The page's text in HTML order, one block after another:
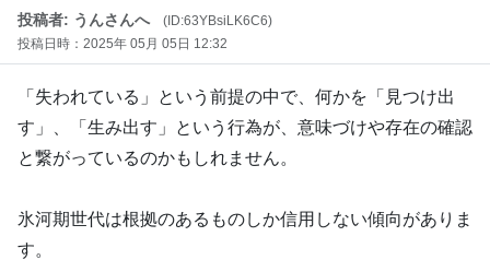
投稿者: うんさんへ
(ID:63YBsiLK6C6)
投稿日時：2025年 05月 05日 12:32
「失われている」という前提の中で、何かを「見つけ出
す」、「生み出す」という行為が、意味づけや存在の確認
と繋がっているのかもしれません。
氷河期世代は根拠のあるものしか信用しない傾向がありま
す。